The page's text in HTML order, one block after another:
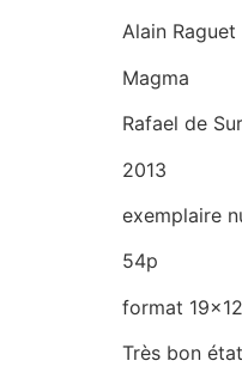
Alain Raguet
Magma
Rafael de
2013
exemplaire
54p
format
Très bon état